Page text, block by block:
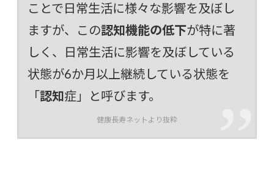
ことで日常生活に様々な影響を及ぼし
ますが、この認知機能の低下が特に著
しく、日常生活に影響を及ぼしている
状態が6か月以上継続している状態を
「認知症」と呼びます。
健康長寿ネットより抜粋